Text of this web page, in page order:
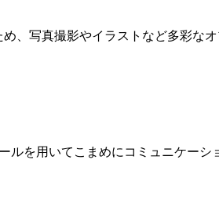
、写真撮影やイラストなど多彩な
を用いてこまめにコミュニケーシ